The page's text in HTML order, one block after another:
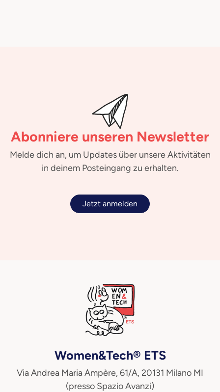
Abonniere unseren Newsletter
Melde dich an, um Updates über unsere Aktivitäten
in deinem Posteingang zu erhalten.
Jetzt anmelden
Women&Tech® ETS
Via Andrea Maria Ampère, 61/A, 20131 Milano MI
(presso Spazio Avanzi)